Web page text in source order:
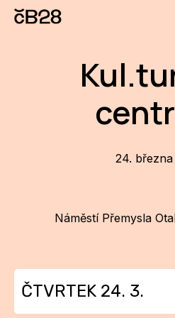
24. března
Náměstí Přemysla
ČTVRTEK 24. 3.